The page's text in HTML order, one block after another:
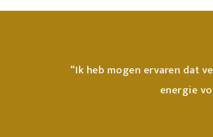
“Ik heb mogen ervaren dat
energie